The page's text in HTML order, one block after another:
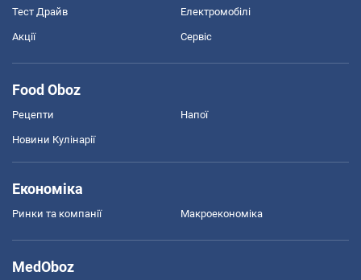
Тест Драйв Електромобілі
Акції Сервіс
Food Oboz
Рецепти Напої
Новини Кулінарії
Економіка
Ринки та компанії Макроекономіка
MedOboz